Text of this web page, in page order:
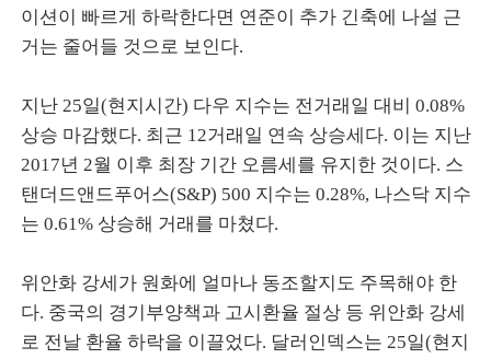
이션이 빠르게 하락한다면 연준이 추가 긴축에 나설 근
거는 줄어들 것으로 보인다.
지난 25일(현지시간) 다우 지수는 전거래일 대비 0.08%
상승 마감했다. 최근 12거래일 연속 상승세다. 이는 지난
2017년 2월 이후 최장 기간 오름세를 유지한 것이다. 스
탠더드앤드푸어스(S&P) 500 지수는 0.28%, 나스닥 지수
는 0.61% 상승해 거래를 마쳤다.
위안화 강세가 원화에 얼마나 동조할지도 주목해야 한
다. 중국의 경기부양책과 고시환율 절상 등 위안화 강세
로 전날 환율 하락을 이끌었다. 달러인덱스는 25일(현지